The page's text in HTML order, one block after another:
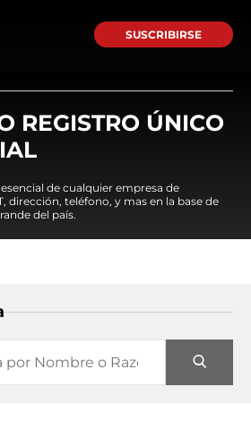
SUSCRIBIRSE
REGISTRO ÚNICO
de cualquier empresa de
dirección, teléfono, y mas en la base de
del país.